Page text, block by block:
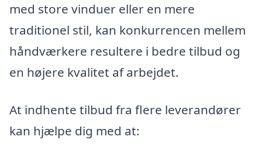
med store vinduer eller en mere
traditionel stil, kan konkurrencen mellem
håndværkere resultere i bedre tilbud og
en højere kvalitet af arbejdet.
At indhente tilbud fra flere leverandører
kan hjælpe dig med at: